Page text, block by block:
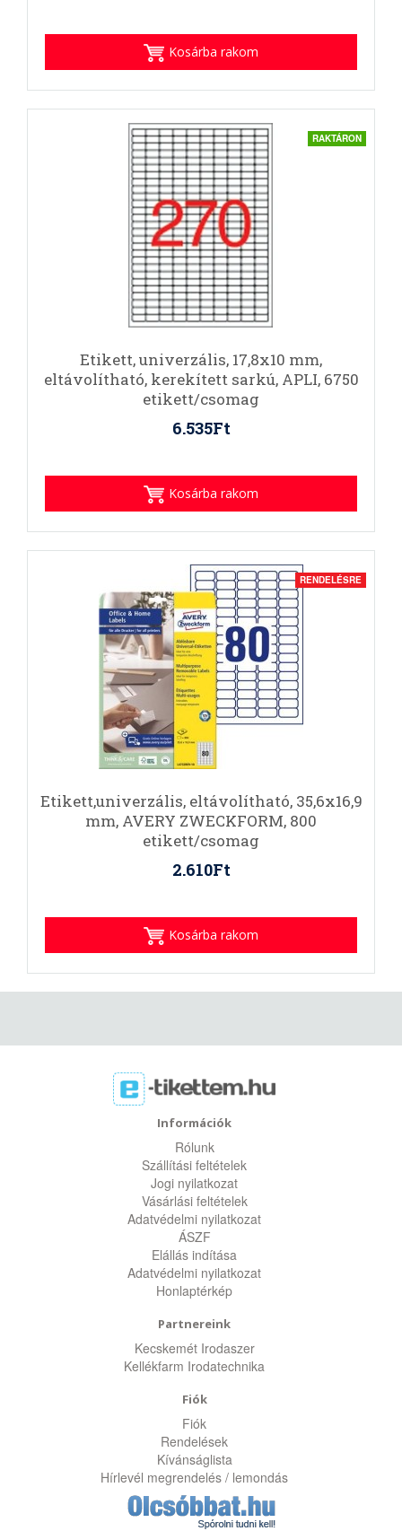
Kosárba rakom
RAKTÁRON
Etikett, univerzális, 17,8x10 mm,
eltávolítható, kerekített sarkú, APLI, 6750
etikett/csomag
6.535Ft
Kosárba rakom
RENDELÉSRE
Etikett,univerzális, eltávolítható, 35,6x16,9
mm, AVERY ZWECKFORM, 800
etikett/csomag
2.610Ft
Kosárba rakom
Információk
Rólunk
Szállítási feltételek
Jogi nyilatkozat
Vásárlási feltételek
Adatvédelmi nyilatkozat
ÁSZF
Elállás indítása
Adatvédelmi nyilatkozat
Honlaptérkép
Partnereink
Kecskemét Irodaszer
Kellékfarm Irodatechnika
Fiók
Fiók
Rendelések
Kívánságlista
Hírlevél megrendelés / lemondás